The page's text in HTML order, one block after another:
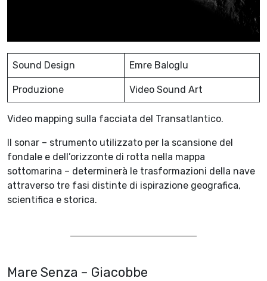
Sound Design Emre Baloglu
Produzione Video Sound Art
Video mapping sulla facciata del Transatlantico.
Il sonar – strumento utilizzato per la scansione del
fondale e dell’orizzonte di rotta nella mappa
sottomarina – determinerà le trasformazioni della nave
attraverso tre fasi distinte di ispirazione geografica,
scientifica e storica.
Mare Senza – Giacobbe